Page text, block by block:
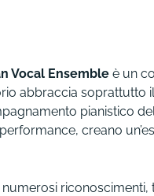
Vocal Ensemble è un
abbraccia soprattutto
pianistico
creano